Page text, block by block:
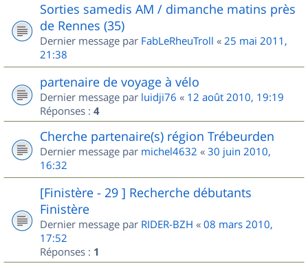
Sorties samedis AM / dimanche matins près
de Rennes (35)
Dernier message par FabLeRheuTroll « 25 mai 2011,
21:38
partenaire de voyage à vélo
Dernier message par luidji76 « 12 août 2010, 19:19
Réponses : 4
Cherche partenaire(s) région Trébeurden
Dernier message par michel4632 « 30 juin 2010,
16:32
[Finistère - 29 ] Recherche débutants
Finistère
Dernier message par RIDER-BZH « 08 mars 2010,
17:52
Réponses : 1